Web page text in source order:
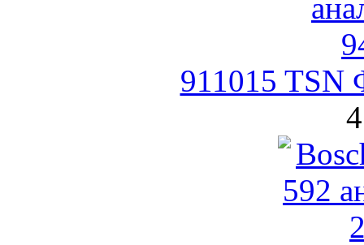
911015 TSN